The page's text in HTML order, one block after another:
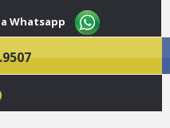
Whatsapp